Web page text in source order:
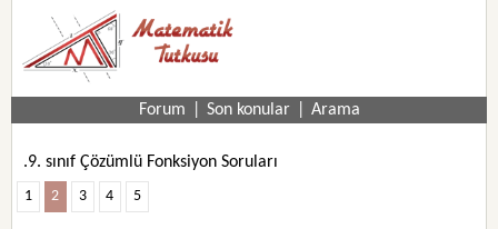
Forum Son konular Arama
.9. sınıf Çözümlü Fonksiyon Soruları
1 2 3 4 5